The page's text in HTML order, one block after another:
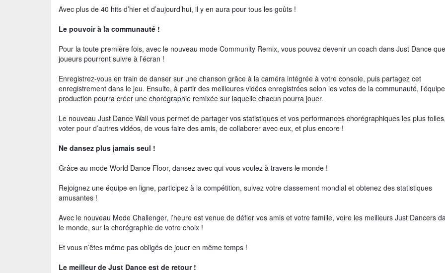
Avec plus de 40 hits d’hier et d’aujourd’hui, il y en aura pour tous les goûts !
Le pouvoir à la communauté !
Pour la toute première fois, avec le nouveau mode Community Remix, vous pouvez devenir un coach dans Just Dance
joueurs pourront suivre à l’écran !
Enregistrez-vous en train de danser sur une chanson grâce à la caméra intégrée à votre console, puis partagez cet
enregistrement dans le jeu. Ensuite, à partir des meilleures vidéos enregistrées selon les votes de la communauté,
production pourra créer une chorégraphie remixée sur laquelle chacun pourra jouer.
Le nouveau Just Dance Wall vous permet de partager vos statistiques et vos performances chorégraphiques les plus
voter pour d’autres vidéos, de vous faire des amis, de collaborer avec eux, et plus encore !
Ne dansez plus jamais seul !
Grâce au mode World Dance Floor, dansez avec qui vous voulez à travers le monde !
Rejoignez une équipe en ligne, participez à la compétition, suivez votre classement mondial et obtenez des statistiques
amusantes !
Avec le nouveau Mode Challenger, l’heure est venue de défier vos amis et votre famille, voire les meilleurs Just Dancers
le monde, sur la chorégraphie de votre choix !
Et vous n’êtes même pas obligés de jouer en même temps !
Le meilleur de Just Dance est de retour !